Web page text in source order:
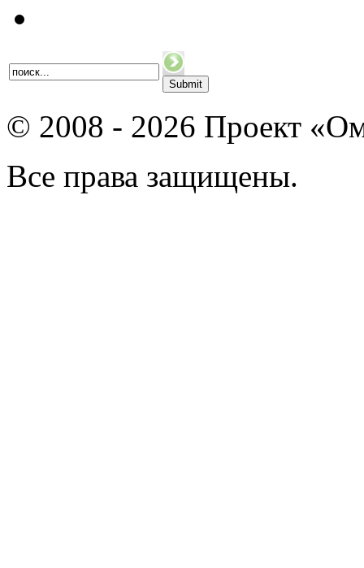
© 2008 - 2026 Проект
Все права защищены.